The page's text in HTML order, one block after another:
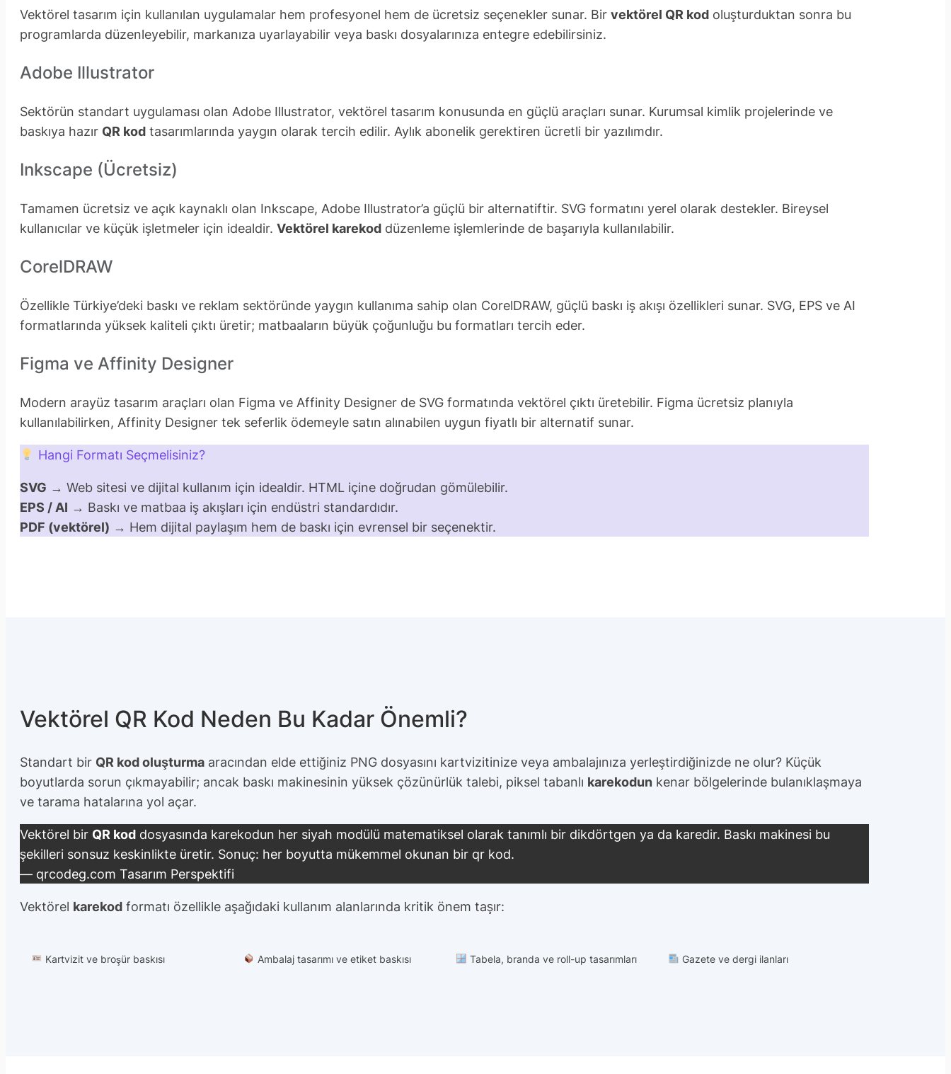
Vektörel tasarım için kullanılan uygulamalar hem profesyonel hem de ücretsiz seçenekler sunar. Bir vektörel QR kod oluşturduktan sonra bu
programlarda düzenleyebilir, markanıza uyarlayabilir veya baskı dosyalarınıza entegre edebilirsiniz.
Adobe Illustrator
Sektörün standart uygulaması olan Adobe Illustrator, vektörel tasarım konusunda en güçlü araçları sunar. Kurumsal kimlik projelerinde ve
baskıya hazır QR kod tasarımlarında yaygın olarak tercih edilir. Aylık abonelik gerektiren ücretli bir yazılımdır.
Inkscape (Ücretsiz)
Tamamen ücretsiz ve açık kaynaklı olan Inkscape, Adobe Illustrator’a güçlü bir alternatiftir. SVG formatını yerel olarak destekler. Bireysel
kullanıcılar ve küçük işletmeler için idealdir. Vektörel karekod düzenleme işlemlerinde de başarıyla kullanılabilir.
CorelDRAW
Özellikle Türkiye’deki baskı ve reklam sektöründe yaygın kullanıma sahip olan CorelDRAW, güçlü baskı iş akışı özellikleri sunar. SVG, EPS ve AI
formatlarında yüksek kaliteli çıktı üretir; matbaaların büyük çoğunluğu bu formatları tercih eder.
Figma ve Affinity Designer
Modern arayüz tasarım araçları olan Figma ve Affinity Designer de SVG formatında vektörel çıktı üretebilir. Figma ücretsiz planıyla
kullanılabilirken, Affinity Designer tek seferlik ödemeyle satın alınabilen uygun fiyatlı bir alternatif sunar.
Hangi Formatı Seçmelisiniz?
SVG → Web sitesi ve dijital kullanım için idealdir. HTML içine doğrudan gömülebilir.
EPS / AI → Baskı ve matbaa iş akışları için endüstri standardıdır.
PDF (vektörel) → Hem dijital paylaşım hem de baskı için evrensel bir seçenektir.
Vektörel QR Kod Neden Bu Kadar Önemli?
Standart bir QR kod oluşturma aracından elde ettiğiniz PNG dosyasını kartvizitinize veya ambalajınıza yerleştirdiğinizde ne olur? Küçük
boyutlarda sorun çıkmayabilir; ancak baskı makinesinin yüksek çözünürlük talebi, piksel tabanlı karekodun kenar bölgelerinde bulanıklaşmaya
ve tarama hatalarına yol açar.
Vektörel bir QR kod dosyasında karekodun her siyah modülü matematiksel olarak tanımlı bir dikdörtgen ya da karedir. Baskı makinesi bu
şekilleri sonsuz keskinlikte üretir. Sonuç: her boyutta mükemmel okunan bir qr kod.
— qrcodeg.com Tasarım Perspektifi
Vektörel karekod formatı özellikle aşağıdaki kullanım alanlarında kritik önem taşır:
Kartvizit ve broşür baskısı Ambalaj tasarımı ve etiket baskısı Tabela, branda ve roll-up tasarımları Gazete ve dergi ilanları